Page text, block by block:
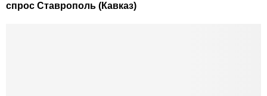
спрос Ставрополь (Кавказ)